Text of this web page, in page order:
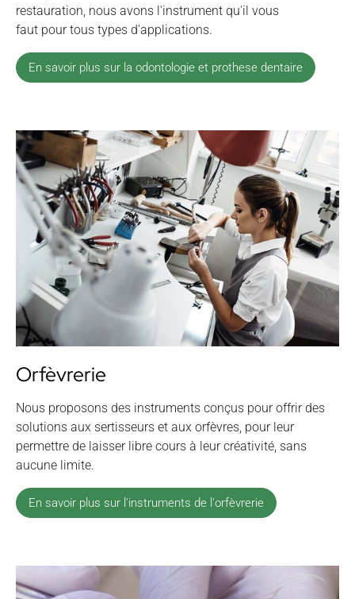
restauration, nous avons l'instrument qu'il vous
faut pour tous types d'applications.
En savoir plus sur la odontologie et prothese dentaire
Orfèvrerie
Nous proposons des instruments conçus pour offrir des
solutions aux sertisseurs et aux orfèvres, pour leur
permettre de laisser libre cours à leur créativité, sans
aucune limite.
En savoir plus sur l'instruments de l'orfèvrerie